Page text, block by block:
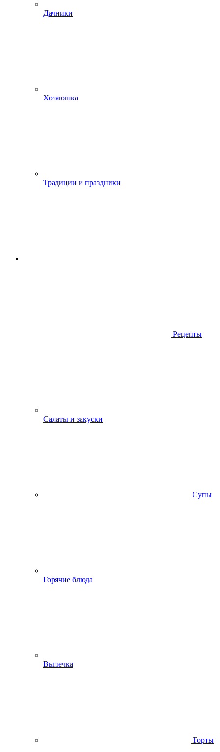
Дачники
Хозяюшка
Традиции и праздники
Рецепты
Салаты и закуски
Супы
Горячие блюда
Выпечка
Торты